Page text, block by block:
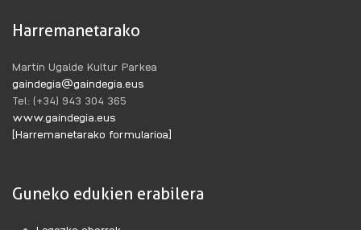
Harremanetarako
Martin Ugalde Kultur Parkea
gaindegia@gaindegia.eus
Tel: (+34) 943 304 365
www.gaindegia.eus
[Harremanetarako formularioa]
Guneko edukien erabilera